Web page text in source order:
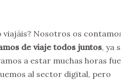
viajáis? Nosotros os
de viaje todos juntos, ya
a estar muchas horas
al sector digital, pero